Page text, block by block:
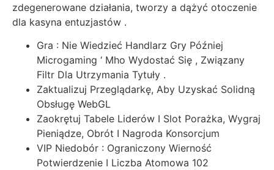
zdegenerowane działania, tworzy a dążyć otoczenie
dla kasyna entuzjastów .
Gra : Nie Wiedzieć Handlarz Gry Później
Microgaming ‘ Mho Wydostać Się , Związany
Filtr Dla Utrzymania Tytuły .
Zaktualizuj Przeglądarkę, Aby Uzyskać Solidną
Obsługę WebGL
Zaokrętuj Tabele Liderów I Slot Porażka, Wygraj
Pieniądze, Obrót I Nagroda Konsorcjum
VIP Niedobór : Ograniczony Wierność
Potwierdzenie I Liczba Atomowa 102